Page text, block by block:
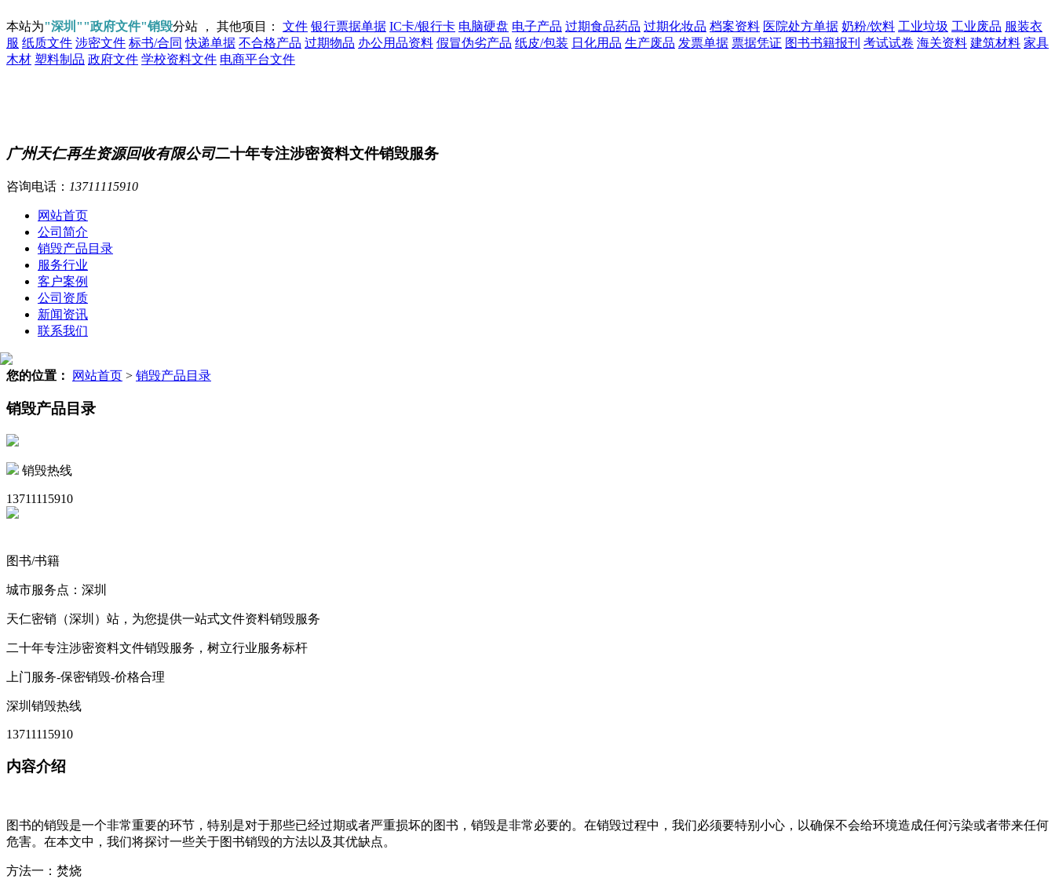
本站为"深圳""政府文件"销毁分站 ， 其他项目： 文件 银行票据单据 IC卡/银行卡 电脑硬盘 电子产品 过期食品药品 过期化妆品 档案资料 医院处方单据 奶粉/饮料 工业垃圾 工业废品 服装衣
服 纸质文件 涉密文件 标书/合同 快递单据 不合格产品 过期物品 办公用品资料 假冒伪劣产品 纸皮/包装 日化用品 生产废品 发票单据 票据凭证 图书书籍报刊 考试试卷 海关资料 建筑材料 家具
木材 塑料制品 政府文件 学校资料文件 电商平台文件
广州天仁再生资源回收有限公司二十年专注涉密资料文件销毁服务
咨询电话： 13711115910
网站首页
公司简介
销毁产品目录
服务行业
客户案例
公司资质
新闻资讯
联系我们
您的位置： 网站首页 > 销毁产品目录
销毁产品目录
销毁热线
13711115910
图书/书籍
城市服务点：深圳
天仁密销（深圳）站，为您提供一站式文件资料销毁服务
二十年专注涉密资料文件销毁服务，树立行业服务标杆
上门服务-保密销毁-价格合理
深圳销毁热线
13711115910
内容介绍
图书的销毁是一个非常重要的环节，特别是对于那些已经过期或者严重损坏的图书，销毁是非常必要的。在销毁过程中，我们必须要特别小心，以确保不会给环境造成任何污染或者带来任何
危害。在本文中，我们将探讨一些关于图书销毁的方法以及其优缺点。
方法一：焚烧